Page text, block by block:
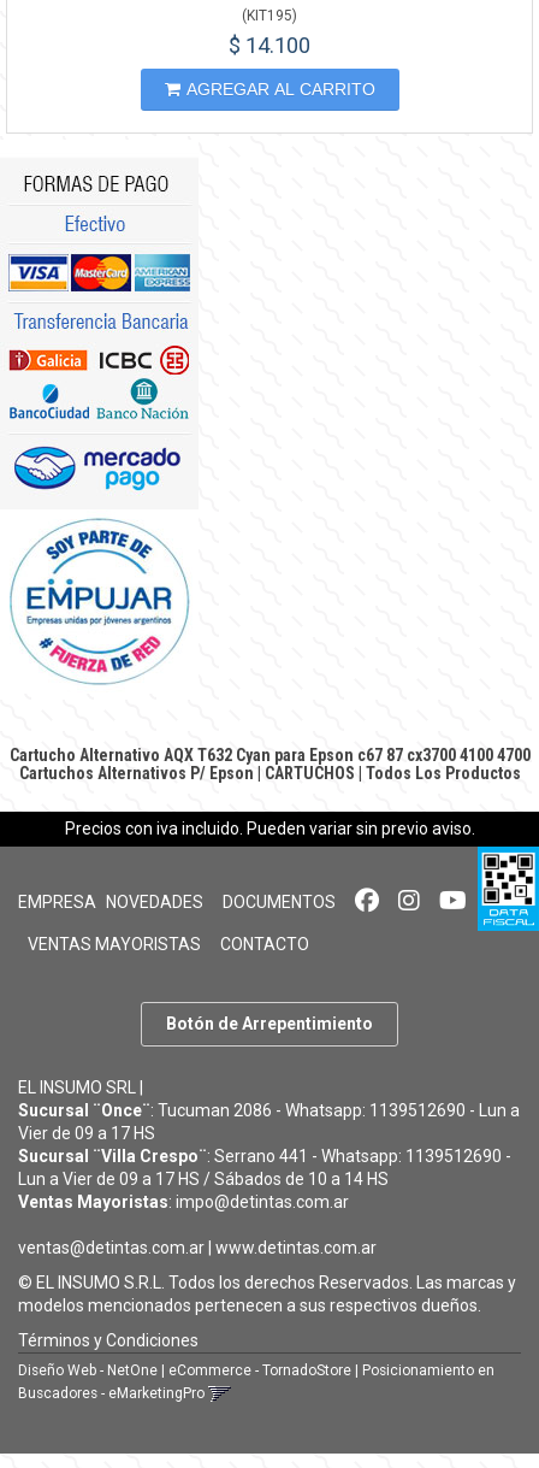
(KIT195)
$ 14.100
AGREGAR AL CARRITO
Cartucho Alternativo AQX T632 Cyan para Epson c67 87 cx3700 4100 4700
Cartuchos Alternativos P/ Epson
CARTUCHOS Todos Los Productos
Precios con iva incluido. Pueden variar sin previo aviso.
EMPRESA NOVEDADES DOCUMENTOS
VENTAS MAYORISTAS CONTACTO
Botón de Arrepentimiento
EL INSUMO SRL |
Sucursal ¨Once¨: Tucuman 2086 - Whatsapp: 1139512690 - Lun a
Vier de 09 a 17 HS
Sucursal ¨Villa Crespo¨: Serrano 441 - Whatsapp: 1139512690 -
Lun a Vier de 09 a 17 HS / Sábados de 10 a 14 HS
Ventas Mayoristas: impo@detintas.com.ar
ventas@detintas.com.ar www.detintas.com.ar
© EL INSUMO S.R.L. Todos los derechos Reservados. Las marcas y
modelos mencionados pertenecen a sus respectivos dueños.
Términos y Condiciones
Diseño Web - NetOne | eCommerce - TornadoStore | Posicionamiento en
Buscadores - eMarketingPro